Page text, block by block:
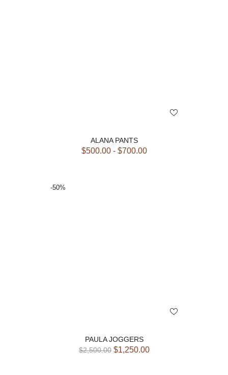
ALANA PANTS
$500.00 - $700.00
-50%
PAULA JOGGERS
$2,500.00 $1,250.00